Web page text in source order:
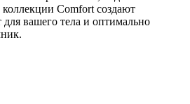
Comfort создают
вашего тела и оптимально